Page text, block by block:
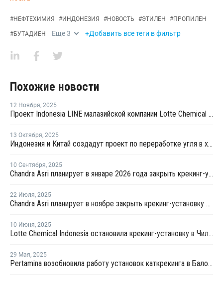
#НЕФТЕХИМИЯ #ИНДОНЕЗИЯ #НОВОСТЬ #ЭТИЛЕН #ПРОПИЛЕН
#БУТАДИЕН Еще3 +Добавить все теги в фильтр
Похожие новости
12 Ноября, 2025
Проект Indonesia LINE малазийской компании Lotte Chemical Titan позволит сэкономить на импорте
13 Октября, 2025
Индонезия и Китай создадут проект по переработке угля в химикаты
10 Сентября, 2025
Chandra Asri планирует в январе 2026 года закрыть крекинг-установку в Чилегоне на профилактику
22 Июля, 2025
Chandra Asri планирует в ноябре закрыть крекинг-установку в Чилегоне на профилактику
10 Июня, 2025
Lotte Chemical Indonesia остановила крекинг-установку в Чилегоне из-за технических проблем
29 Мая, 2025
Pertamina возобновила работу установок каткрекинга в Балонгане